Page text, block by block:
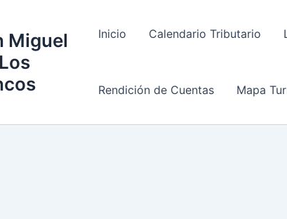
Miguel
Inicio Calendario Tributario
Rendición de Cuentas Mapa